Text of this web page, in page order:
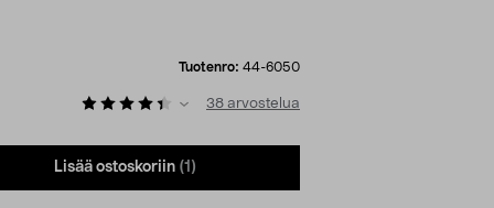
Tuotenro: 44-6050
38 arvostelua
Lisää ostoskoriin (1)